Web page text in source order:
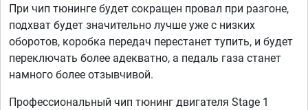
При чип тюнинге будет сокращен провал при разгоне,
подхват будет значительно лучше уже с низких
оборотов, коробка передач перестанет тупить, и будет
переключать более адекватно, а педаль газа станет
намного более отзывчивой.
Профессиональный чип тюнинг двигателя Stage 1